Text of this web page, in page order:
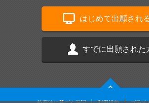
はじめて出願され
すでに出願された